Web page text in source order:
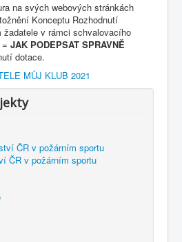
na svých webových stránkách
Konceptu Rozhodnutí
žadatele v rámci schvalovacího
JAK PODEPSAT SPRAVNĚ
dotace.
MŮJ KLUB 2021
ČR v požárním sportu
ČR v požárním sportu